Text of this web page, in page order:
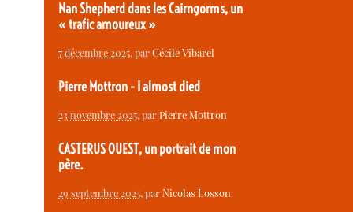
Nan Shepherd dans les Cairngorms, un
« trafic amoureux »
7 décembre 2025, parCécile Vibarel
Pierre Mottron - I almost died
23 novembre 2025, parPierre Mottron
CASTERUS OUEST, un portrait de mon
père.
29 septembre 2025, parNicolas Losson